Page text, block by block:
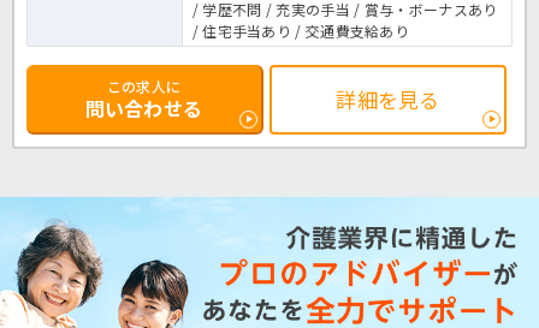
/ 学歴不問 / 充実の手当 / 賞与・ボーナスあり
/ 住宅手当あり / 交通費支給あり
この求人に
問い合わせる 詳細を見る